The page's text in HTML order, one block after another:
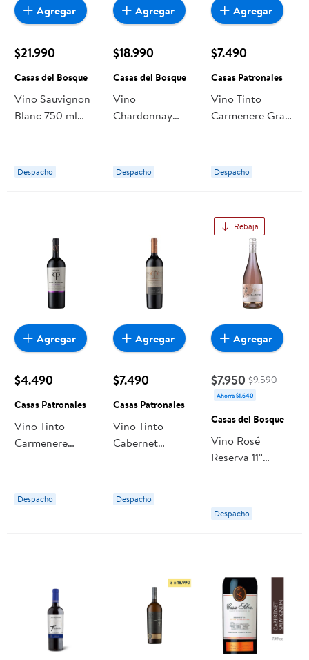
$21.990
Casas del Bosque
Vino Sauvignon
Blanc 750 ml
Despacho
Agregar
$18.990
Casas del Bosque
Vino
Chardonnay
Bosque
Despacho
Agregar
$7.490
Casas Patronales
Vino Tinto
Carmenere Gran
Patronales
Despacho
Agregar
$4.490
Casas Patronales
Vino Tinto
Carmenere
Casas Patronales
Despacho
Agregar
$7.490
Casas Patronales
Vino Tinto
Cabernet
750 ml Casas
Patronales
Despacho
Agregar
Rebaja
$7.950 $9.590
Ahorra $1.640
Casas del Bosque
Vino Rosé
Reserva 11°
Bosque
Despacho
Agregar